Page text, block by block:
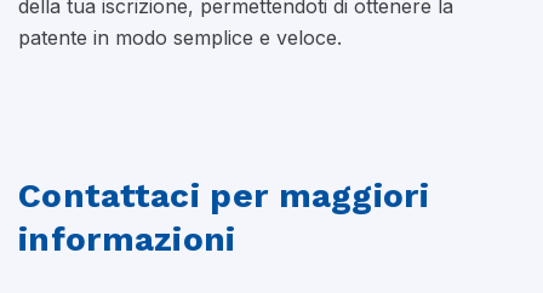
della tua iscrizione, permettendoti di ottenere la
patente in modo semplice e veloce.
Contattaci per maggiori
informazioni